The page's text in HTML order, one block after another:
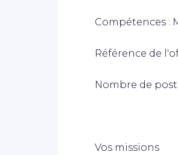
Compétences :
Référence de
Nombre de
Vos missions